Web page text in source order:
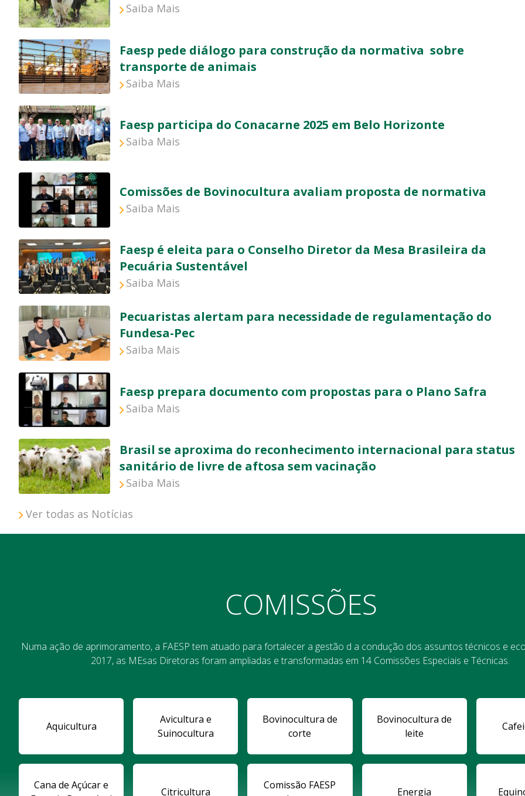
Saiba Mais
Faesp pede diálogo para construção da normativa sobre
transporte de animais
Saiba Mais
Faesp participa do Conacarne 2025 em Belo Horizonte
Saiba Mais
Comissões de Bovinocultura avaliam proposta de normativa
Saiba Mais
Faesp é eleita para o Conselho Diretor da Mesa Brasileira da
Pecuária Sustentável
Saiba Mais
Pecuaristas alertam para necessidade de regulamentação do
Fundesa-Pec
Saiba Mais
Faesp prepara documento com propostas para o Plano Safra
Saiba Mais
Brasil se aproxima do reconhecimento internacional para status
sanitário de livre de aftosa sem vacinação
Saiba Mais
Ver todas as Notícias
COMISSÕES
Numa ação de aprimoramento, a FAESP tem atuado para fortalecer a gestão d a condução dos assuntos técnicos e
2017, as MEsas Diretoras foram ampliadas e transformadas em 14 Comissões Especiais e Técnicas.
Aquicultura
Avicultura e
Suinocultura
Bovinocultura de
corte
Bovinocultura de
leite
Cana de Açúcar e
Citricultura
Comissão FAESP
Energia